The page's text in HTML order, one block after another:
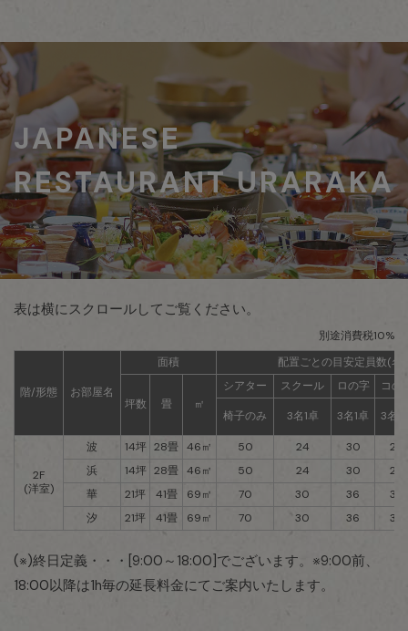
JAPANESE
RESTAURANT URARAKA
表は横にスクロールしてご覧ください。
別途消費税10%
階/形態 お部屋名
面積 配置ごとの目安定員数(名)
坪数 畳 ㎡
シアター スクール ロの字 コの
椅子のみ 3名1卓 3名1卓 3名1
2F
(洋室)
波 14坪 28畳 46㎡ 50 24 30
24
浜
14坪 28畳 46㎡ 50 24 30
24
華
21坪 41畳 69㎡ 70 30 36
30
汐
21坪 41畳 69㎡ 70 30 36 30
(※)終日定義・・・[9:00～18:00]でございます。※9:00前、
18:00以降は1h毎の延長料金にてご案内いたします。